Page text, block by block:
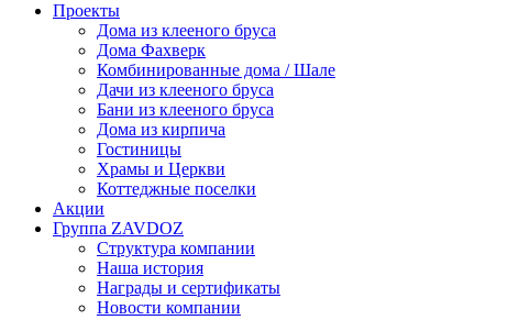
Проекты
Дома из клееного бруса
Дома Фахверк
Комбинированные дома / Шале
Дачи из клееного бруса
Бани из клееного бруса
Дома из кирпича
Гостиницы
Храмы и Церкви
Коттеджные поселки
Акции
Группа ZAVDOZ
Структура компании
Наша история
Награды и сертификаты
Новости компании